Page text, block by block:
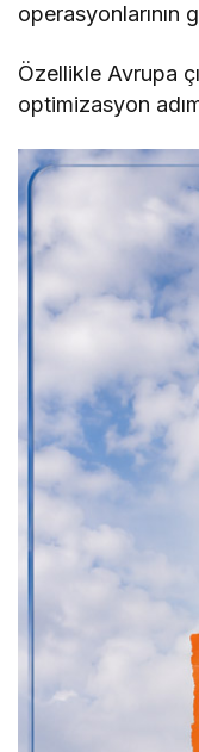
operasyonlarının
Özellikle Avrupa
optimizasyon